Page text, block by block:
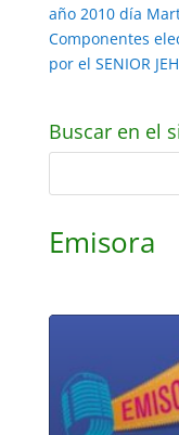
año 2010 día
Componentes
por el SENIOR
Buscar en el
Emisora
Reproductor